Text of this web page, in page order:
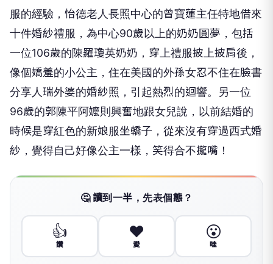
服的經驗，怡德老人長照中心的曾寶蓮主任特地借來
十件婚紗禮服，為中心90歲以上的奶奶圓夢，包括
一位106歲的陳羅瓊英奶奶，穿上禮服披上披肩後，
像個嬌羞的小公主，住在美國的外孫女忍不住在臉書
分享人瑞外婆的婚紗照，引起熱烈的迴響。另一位
96歲的郭陳平阿嬤則興奮地跟女兒說，以前結婚的
時候是穿紅色的新娘服坐轎子，從來沒有穿過西式婚
紗，覺得自己好像公主一樣，笑得合不攏嘴！
🤔 讀到一半，先表個態？
👍
讚
❤️
愛
😮
哇